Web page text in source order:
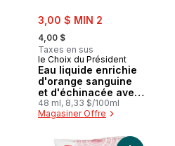
sale:
3,00 $ MIN 2
, formerly:
4,00 $
Taxes en sus
le Choix du Président
Eau liquide enrichie
d'orange sanguine
et d'échinacée avec
zinc pour le soutien
du système
48 ml, 8,33 $/100ml
Magasiner Offre